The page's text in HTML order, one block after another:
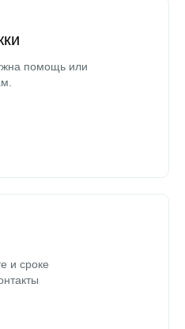
помощь или
и сроке